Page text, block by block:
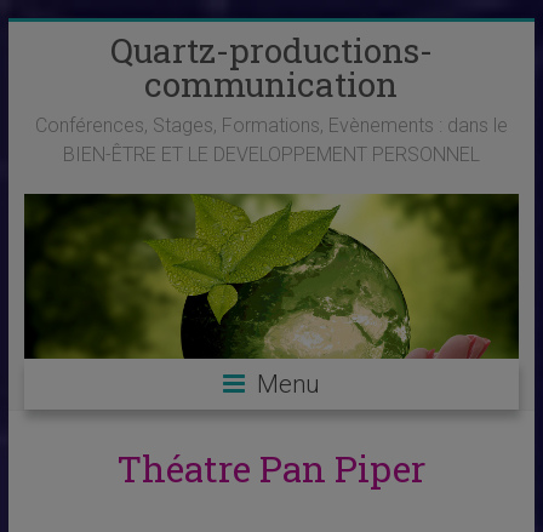
Quartz-productions-
communication
Conférences, Stages, Formations, Evènements : dans le
BIEN-ÊTRE ET LE DEVELOPPEMENT PERSONNEL
Menu
Théatre Pan Piper